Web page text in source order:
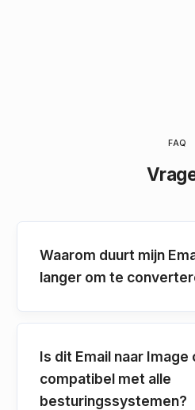
FAQ
Waarom duurt mijn
langer om te
Is dit Email naar
compatibel met alle
besturingssystemen?